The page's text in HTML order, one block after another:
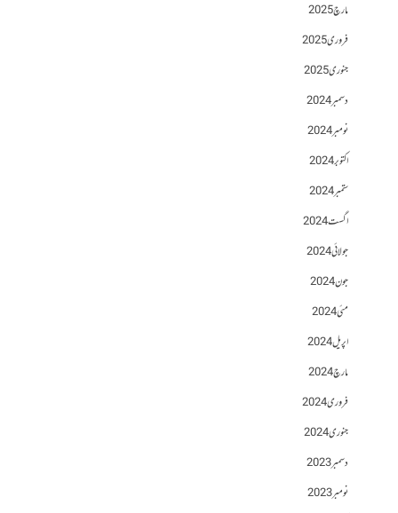
مارچ 2025
فروری 2025
جنوری 2025
دسمبر 2024
نومبر 2024
اکتوبر 2024
ستمبر 2024
اگست 2024
جولائی 2024
جون 2024
مئی 2024
اپریل 2024
مارچ 2024
فروری 2024
جنوری 2024
دسمبر 2023
نومبر 2023